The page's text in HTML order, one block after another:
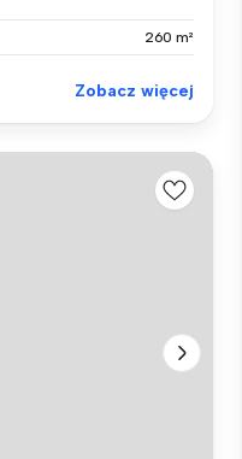
260 m²
Zobacz więcej